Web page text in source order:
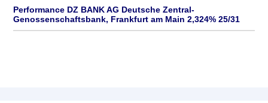
Performance DZ BANK AG Deutsche Zentral-
Genossenschaftsbank, Frankfurt am Main 2,324% 25/31